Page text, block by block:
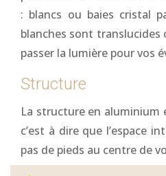
: blancs ou baies cristal
blanches sont translucides
passer la lumière pour vos
Structure
La structure en aluminium
c’est à dire que l’espace
pas de pieds au centre de